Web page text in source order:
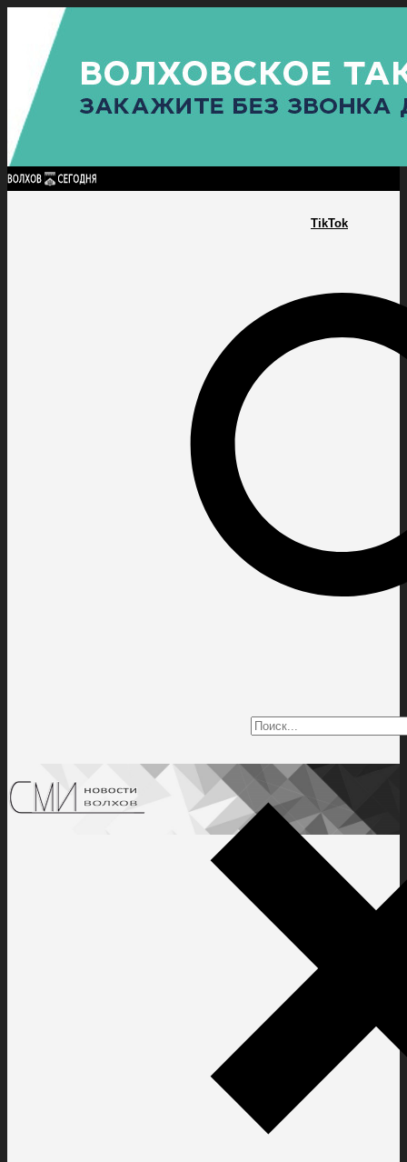
TikTok
Найти:
ГЛАВНАЯ ПОЛИТИКАПРОИСШЕСТВИЯ ПРОКУРАТУРАСПОРТ
ПОЛИТИКА
КУЛЬТУРА
ПОСЕЛЕНИЯ